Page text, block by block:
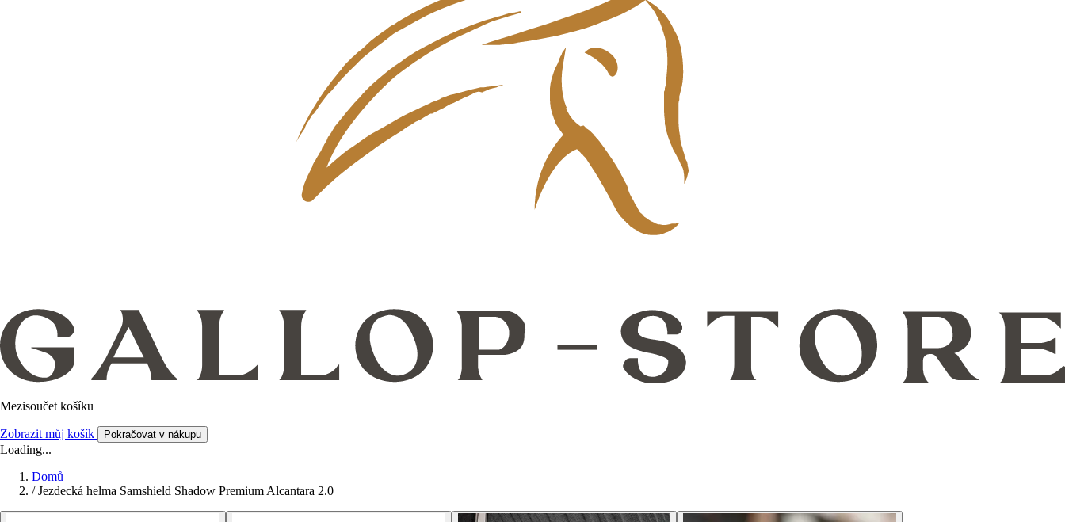
Mezisoučet košíku
Zobrazit můj košík Pokračovat v nákupu
Loading...
Domů
/ Jezdecká helma Samshield Shadow Premium Alcantara 2.0